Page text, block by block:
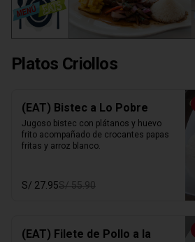
Platos Criollos
(EAT) Bistec a Lo Pobre
Jugoso bistec con plátanos y huevo
frito acompañado de crocantes papas
fritas y arroz blanco.
S/ 27.95S/ 55.90
(EAT) Filete de Pollo a la